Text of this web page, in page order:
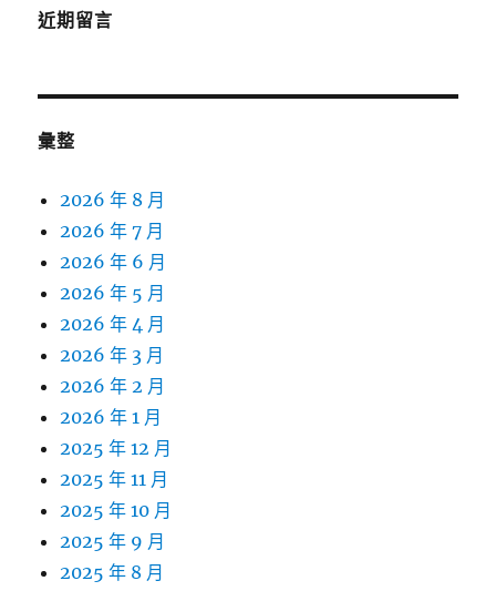
近期留言
彙整
2026 年 8 月
2026 年 7 月
2026 年 6 月
2026 年 5 月
2026 年 4 月
2026 年 3 月
2026 年 2 月
2026 年 1 月
2025 年 12 月
2025 年 11 月
2025 年 10 月
2025 年 9 月
2025 年 8 月